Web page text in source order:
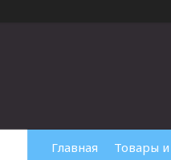
Главная Товары и